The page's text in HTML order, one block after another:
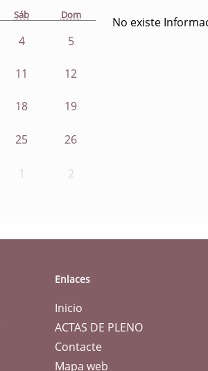
Sáb Dom
4 5
11 12
18 19
25 26
1 2
No existe
Enlaces
Inicio
ACTAS DE PLENO
Contacte
Mapa web